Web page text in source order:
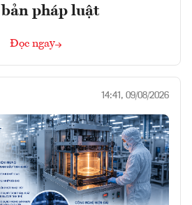
pháp luật
Đọc ngay
14:41, 09/08/2026